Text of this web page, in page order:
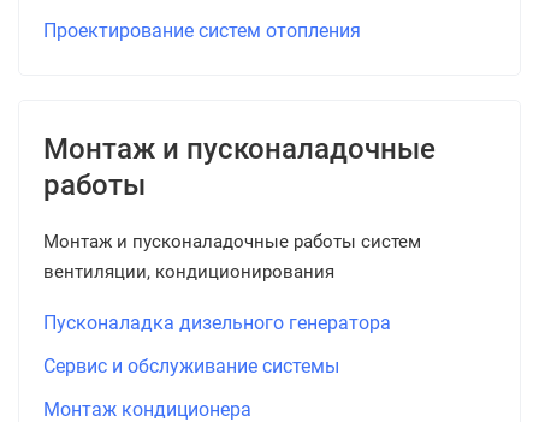
Проектирование систем отопления
Монтаж и пусконаладочные
работы
Монтаж и пусконаладочные работы систем
вентиляции, кондиционирования
Пусконаладка дизельного генератора
Сервис и обслуживание системы
Монтаж кондиционера